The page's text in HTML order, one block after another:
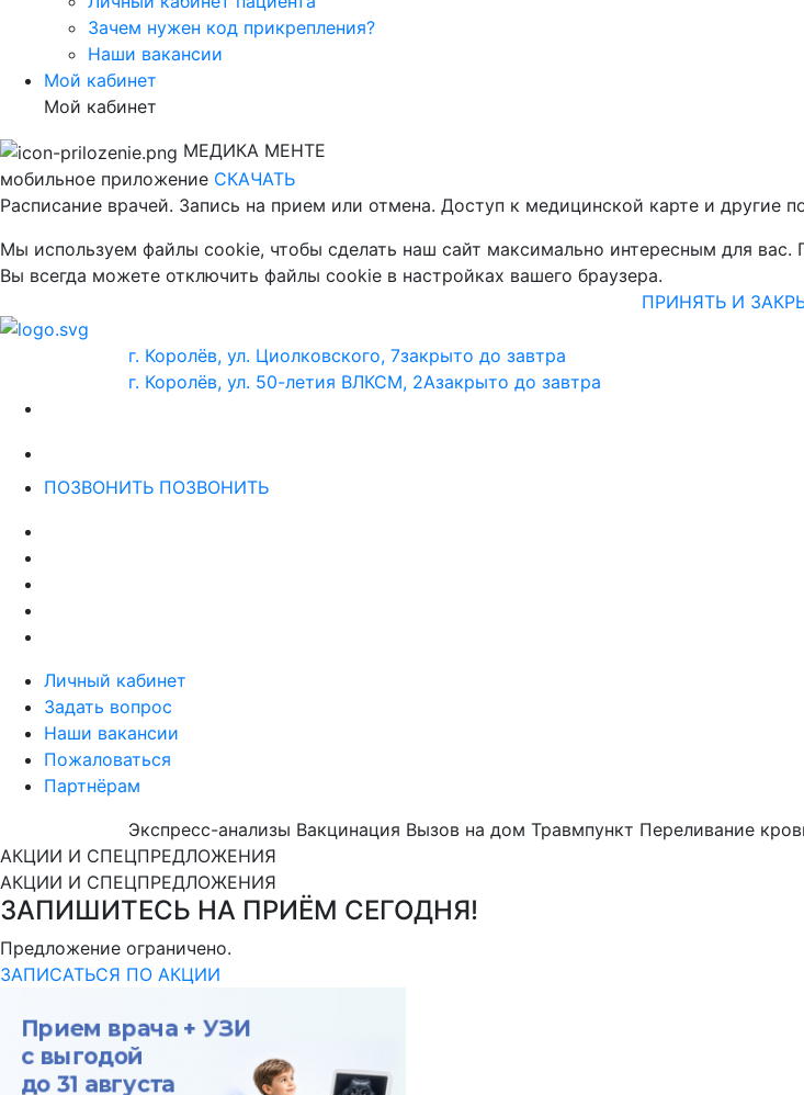
Зачем нужен код прикрепления?
Наши вакансии
Мой кабинет
Мой кабинет
МЕДИКА МЕНТЕ
мобильное приложение СКАЧАТЬ
Расписание врачей. Запись на прием или отмена. Доступ к медицинской карте и другие
Мы используем файлы cookie, чтобы сделать наш сайт максимально интересным для
Вы всегда можете отключить файлы cookie в настройках вашего браузера.
ПРИНЯТЬ И
г. Королёв, ул. Циолковского, 7закрыто до завтра
г. Королёв, ул. 50-летия ВЛКСМ, 2Азакрыто до завтра
ПОЗВОНИТЬ ПОЗВОНИТЬ
Личный кабинет
Задать вопрос
Наши вакансии
Пожаловаться
Партнёрам
Экспресс-анализы Вакцинация Вызов на дом Травмпункт Переливание
АКЦИИ И СПЕЦПРЕДЛОЖЕНИЯ
АКЦИИ И СПЕЦПРЕДЛОЖЕНИЯ
ЗАПИШИТЕСЬ НА ПРИЁМ СЕГОДНЯ!
Предложение ограничено.
ЗАПИСАТЬСЯ ПО АКЦИИ